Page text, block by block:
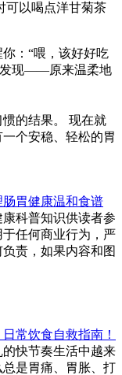
可以喝点洋甘菊茶
：“喂，该好好吃
发现——原来温柔地
的结果。 现在就
个安稳、轻松的胃
肠胃健康温和食谱
科普知识供读者参
任何商业行为，严
责，如果内容和图
常饮食自救指南！
快节奏生活中越来
是胃痛、胃胀、打